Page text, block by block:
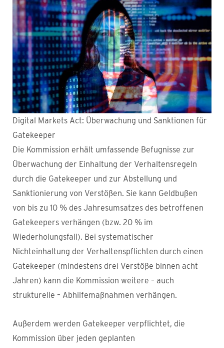
Digital Markets Act: Überwachung und Sanktionen für
Gatekeeper
Die Kommission erhält umfassende Befugnisse zur
Überwachung der Einhaltung der Verhaltensregeln
durch die Gatekeeper und zur Abstellung und
Sanktionierung von Verstößen. Sie kann Geldbußen
von bis zu 10 % des Jahresumsatzes des betroffenen
Gatekeepers verhängen (bzw. 20 % im
Wiederholungsfall). Bei systematischer
Nichteinhaltung der Verhaltenspflichten durch einen
Gatekeeper (mindestens drei Verstöße binnen acht
Jahren) kann die Kommission weitere – auch
strukturelle – Abhilfemaßnahmen verhängen.
Außerdem werden Gatekeeper verpflichtet, die
Kommission über jeden geplanten